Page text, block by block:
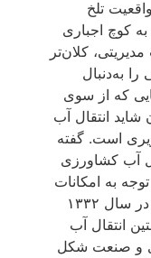
تلخ
کوچ اجباری
کلان‌تر
به‌دنبال
که از سوی
انتقال آب
است. گفته
آب کشاورزی
به امکانات
آن دوره، به نتیجه نرسید. پس از آن در سال ۱۳۳۲
انتقال آب
و صنعت شکل